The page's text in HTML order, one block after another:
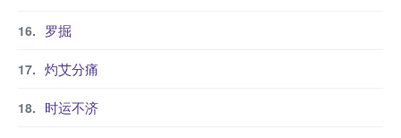
罗掘
灼艾分痛
时运不济